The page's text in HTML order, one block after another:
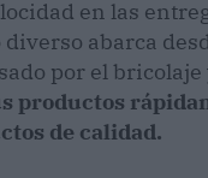
en las
diverso abarca
por el bricolaje
productos
de calidad.